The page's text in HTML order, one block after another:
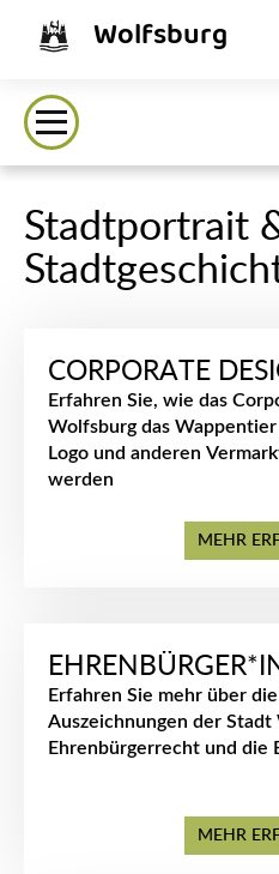
Wolfsburg
Stadtportrait
CORPORATE
Erfahren Sie, wie das
Wolfsburg das
Logo und anderen
werden
MEHR
Erfahren Sie mehr über
Auszeichnungen der
Ehrenbürgerrecht und die
MEHR